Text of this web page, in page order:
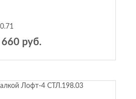
660 руб.